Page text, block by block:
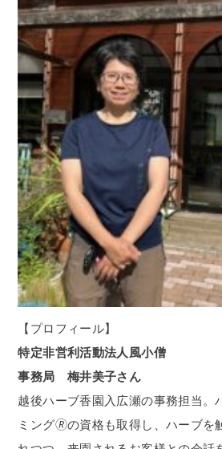
【プロフィール】
特定非営利活動法人風小僧
事務局 梅井美子さん
越後ハーブ香園入広瀬の事務担当。
ミング🄬の資格も取得し、ハーブを